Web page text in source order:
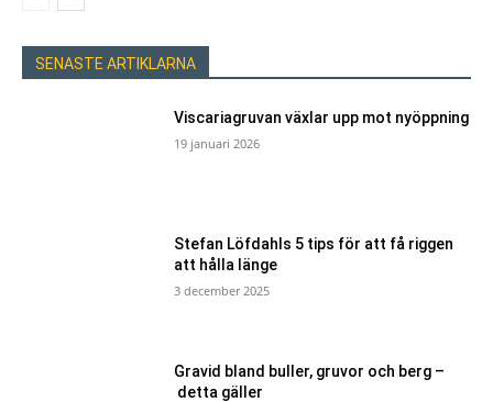
SENASTE ARTIKLARNA
Viscariagruvan växlar upp mot nyöppning
19 januari 2026
Stefan Löfdahls 5 tips för att få riggen
att hålla länge
3 december 2025
Gravid bland buller, gruvor och berg –
detta gäller